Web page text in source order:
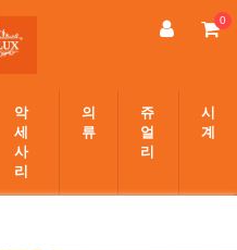
0
악
세
사
리
의
류
쥬
얼
리
시
계